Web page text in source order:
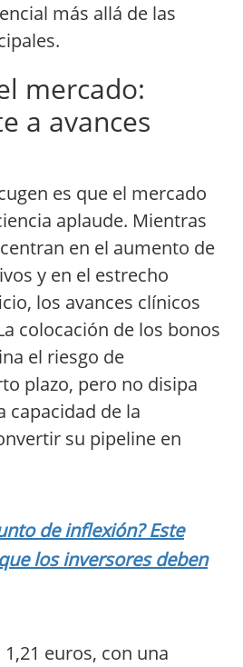
más allá de las
mercado:
a avances
es que el mercado
aplaude. Mientras
en el aumento de
y en el estrecho
los avances clínicos
colocación de los bonos
el riesgo de
plazo, pero no disipa
capacidad de la
su pipeline en
de inflexión? Este
los inversores deben
euros, con una